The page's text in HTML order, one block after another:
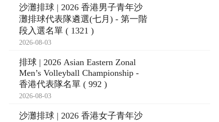
沙灘排球 | 2026 香港男子青年沙
灘排球代表隊遴選(七月) - 第一階
段入選名單 ( 1321 )
2026-08-03
排球 | 2026 Asian Eastern Zonal
Men’s Volleyball Championship -
香港代表隊名單 ( 992 )
2026-08-03
沙灘排球 | 2026 香港女子青年沙